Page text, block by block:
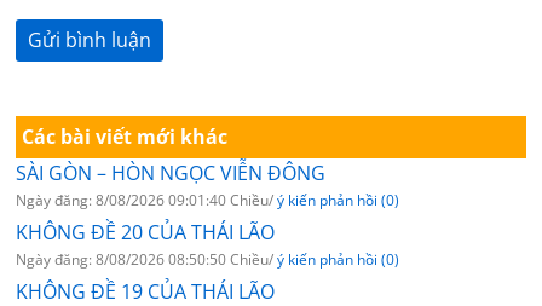
Các bài viết mới khác
SÀI GÒN – HÒN NGỌC VIỄN ĐÔNG
Ngày đăng: 8/08/2026 09:01:40 Chiều/ý kiến phản hồi (0)
KHÔNG ĐỀ 20 CỦA THÁI LÃO
Ngày đăng: 8/08/2026 08:50:50 Chiều/ý kiến phản hồi (0)
KHÔNG ĐỀ 19 CỦA THÁI LÃO